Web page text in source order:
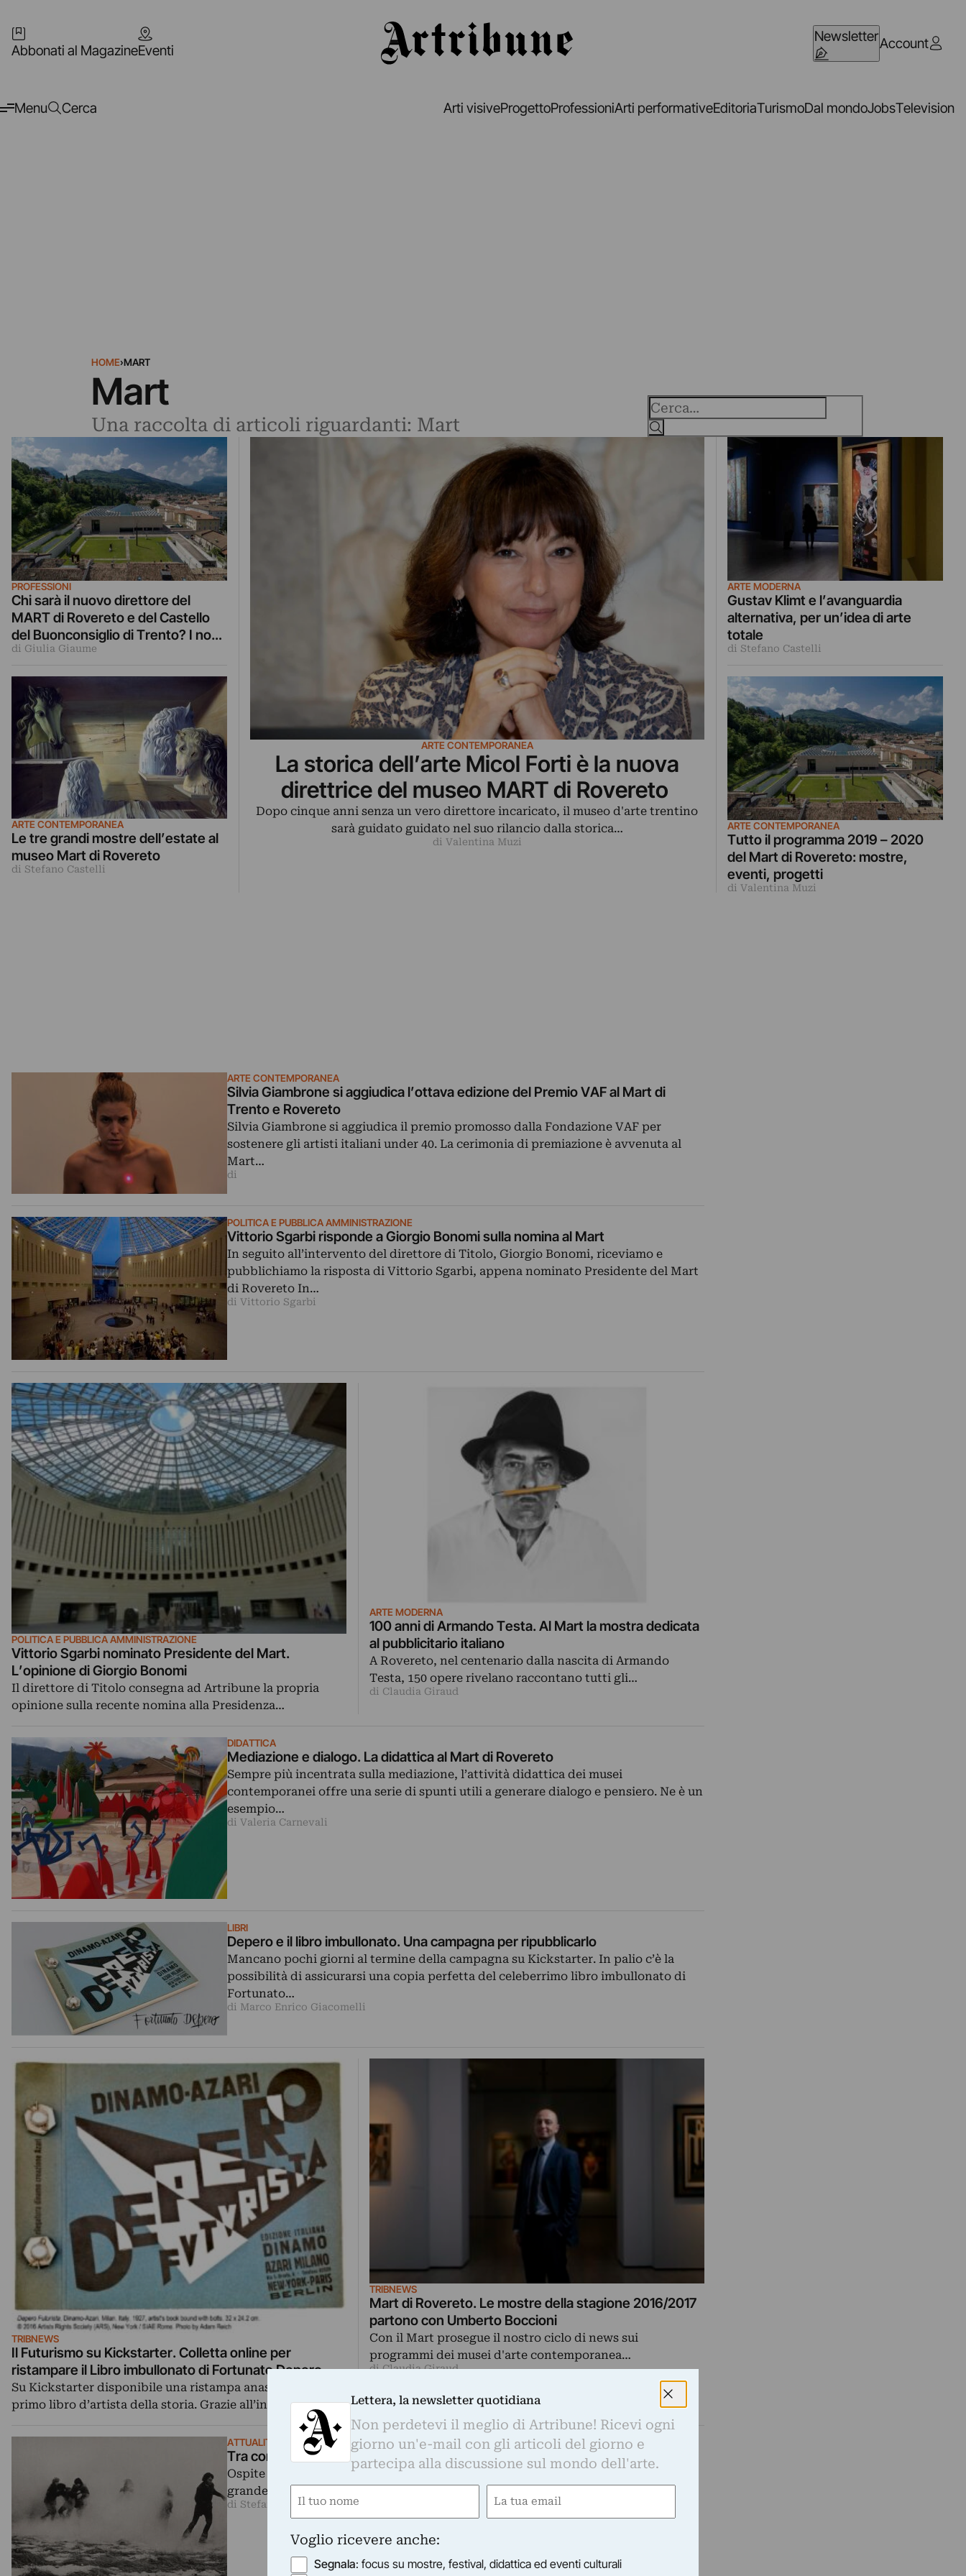
Abbonati al MagazineEventi
NewsletterAccount
Menu Cerca Arti visiveProgettoProfessioniArti performativeEditoriaTurismoDal mondoJobsTelevision
HOME›MART
Mart
Una raccolta di articoli riguardanti: Mart
ARTE CONTEMPORANEA
La storica dell’arte Micol Forti è la nuova
direttrice del museo MART di Rovereto
Dopo cinque anni senza un vero direttore incaricato, il museo d'arte trentino
sarà guidato guidato nel suo rilancio dalla storica…
di Valentina Muzi
PROFESSIONI
Chi sarà il nuovo direttore del
MART di Rovereto e del Castello
del Buonconsiglio di Trento? I nomi
in lizza
di Giulia Giaume
ARTE CONTEMPORANEA
Le tre grandi mostre dell’estate al
museo Mart di Rovereto
di Stefano Castelli
ARTE MODERNA
Gustav Klimt e l’avanguardia
alternativa, per un’idea di arte
totale
di Stefano Castelli
ARTE CONTEMPORANEA
Tutto il programma 2019 – 2020
del Mart di Rovereto: mostre,
eventi, progetti
di Valentina Muzi
ARTE CONTEMPORANEA
Silvia Giambrone si aggiudica l’ottava edizione del Premio VAF al Mart di
Trento e Rovereto
Silvia Giambrone si aggiudica il premio promosso dalla Fondazione VAF per
sostenere gli artisti italiani under 40. La cerimonia di premiazione è avvenuta al
Mart…
di
POLITICA E PUBBLICA AMMINISTRAZIONE
Vittorio Sgarbi risponde a Giorgio Bonomi sulla nomina al Mart
In seguito all’intervento del direttore di Titolo, Giorgio Bonomi, riceviamo e
pubblichiamo la risposta di Vittorio Sgarbi, appena nominato Presidente del Mart
di Rovereto In…
di Vittorio Sgarbi
POLITICA E PUBBLICA AMMINISTRAZIONE
Vittorio Sgarbi nominato Presidente del Mart.
L’opinione di Giorgio Bonomi
Il direttore di Titolo consegna ad Artribune la propria
opinione sulla recente nomina alla Presidenza…
ARTE MODERNA
100 anni di Armando Testa. Al Mart la mostra dedicata
al pubblicitario italiano
A Rovereto, nel centenario dalla nascita di Armando
Testa, 150 opere rivelano raccontano tutti gli…
di Claudia Giraud
DIDATTICA
Mediazione e dialogo. La didattica al Mart di Rovereto
Sempre più incentrata sulla mediazione, l’attività didattica dei musei
contemporanei offre una serie di spunti utili a generare dialogo e pensiero. Ne è un
esempio…
di Valeria Carnevali
LIBRI
Depero e il libro imbullonato. Una campagna per ripubblicarlo
Mancano pochi giorni al termine della campagna su Kickstarter. In palio c’è la
possibilità di assicurarsi una copia perfetta del celeberrimo libro imbullonato di
Fortunato…
di Marco Enrico Giacomelli
TRIBNEWS
Il Futurismo su Kickstarter. Colletta online per
ristampare il Libro imbullonato di Fortunato Depero
Su Kickstarter disponibile una ristampa anastatica del
primo libro d’artista della storia. Grazie all’iniziativa di…
TRIBNEWS
Mart di Rovereto. Le mostre della stagione 2016/2017
partono con Umberto Boccioni
Con il Mart prosegue il nostro ciclo di news sui
programmi dei musei d'arte contemporanea…
di Claudia Giraud
ATTUALITÀ
Tra corpo e spazio. Robert Morris a Rovereto
Ospite di un'antologica di film e video, il Mart di Rovereto riassume la poetica del
grande artista statunitense. Con qualche esempio delle sue sculture più…
di Stefano Castelli
Lettera, la newsletter quotidiana
Non perdetevi il meglio di Artribune! Ricevi ogni
giorno un'e-mail con gli articoli del giorno e
partecipa alla discussione sul mondo dell'arte.
Nome
Email
Voglio ricevere anche:
Segnala: focus su mostre, festival, didattica ed eventi culturali